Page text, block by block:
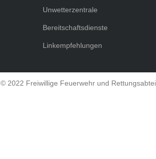
Unwetterzentrale
Bereitschaftsdienste
Linkempfehlungen
© 2022 Freiwillige Feuerwehr und